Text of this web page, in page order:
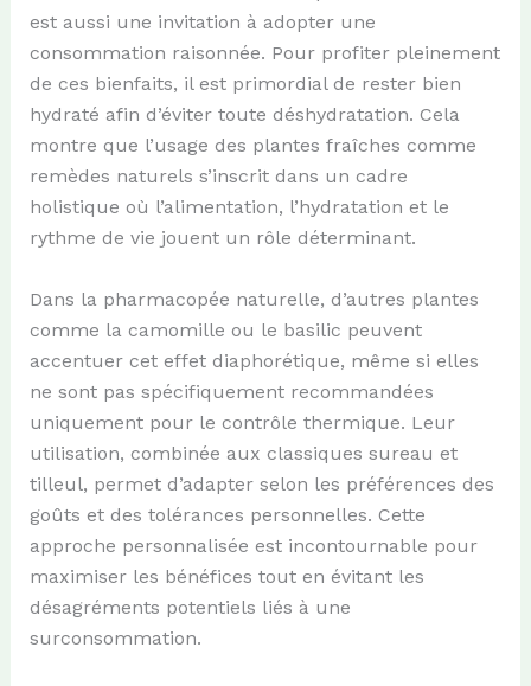
est aussi une invitation à adopter une
consommation raisonnée. Pour profiter pleinement
de ces bienfaits, il est primordial de rester bien
hydraté afin d’éviter toute déshydratation. Cela
montre que l’usage des plantes fraîches comme
remèdes naturels s’inscrit dans un cadre
holistique où l’alimentation, l’hydratation et le
rythme de vie jouent un rôle déterminant.
Dans la pharmacopée naturelle, d’autres plantes
comme la camomille ou le basilic peuvent
accentuer cet effet diaphorétique, même si elles
ne sont pas spécifiquement recommandées
uniquement pour le contrôle thermique. Leur
utilisation, combinée aux classiques sureau et
tilleul, permet d’adapter selon les préférences des
goûts et des tolérances personnelles. Cette
approche personnalisée est incontournable pour
maximiser les bénéfices tout en évitant les
désagréments potentiels liés à une
surconsommation.